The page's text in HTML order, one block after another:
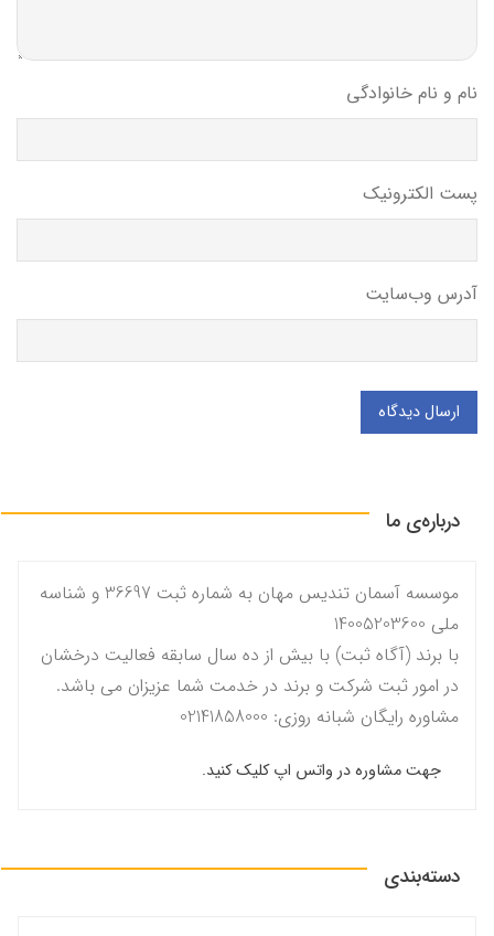
نام و نام خانوادگی
پست الکترونیک
آدرس وب‌سایت
ارسال دیدگاه
درباره‌ی ما
موسسه آسمان تندیس مهان به شماره ثبت 36697 و شناسه
ملی 14005203600
با برند (آگاه ثبت) با بیش از ده سال سابقه فعالیت درخشان
در امور ثبت شرکت و برند در خدمت شما عزیزان می باشد.
مشاوره رایگان شبانه روزی: 02141858000
جهت مشاوره در واتس اپ کلیک کنید.
دسته‌بندی